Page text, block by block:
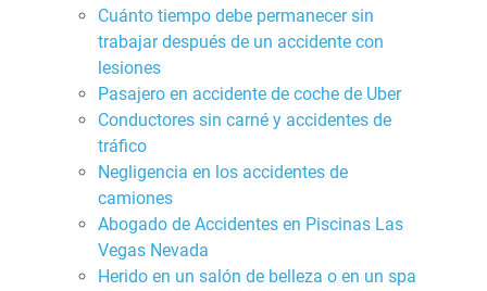
Cuánto tiempo debe permanecer sin
trabajar después de un accidente con
lesiones
Pasajero en accidente de coche de Uber
Conductores sin carné y accidentes de
tráfico
Negligencia en los accidentes de
camiones
Abogado de Accidentes en Piscinas Las
Vegas Nevada
Herido en un salón de belleza o en un spa